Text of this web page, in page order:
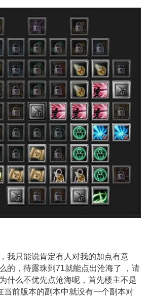
只能说肯定有人对我的加点有意
的，待露珠到71就能点出沧海了 ，请
什么不优先点沧海呢，首先楼主不是
当前版本的副本中就没有一个副本对